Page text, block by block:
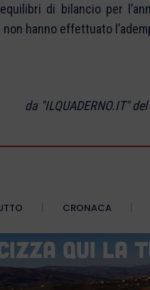
di bilancio per
hanno effettuato
da "ILQUADERNO.IT"
CRONACA